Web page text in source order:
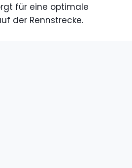
für eine optimale
der Rennstrecke.